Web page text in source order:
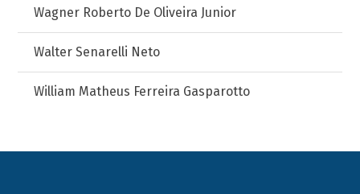
Wagner Roberto De Oliveira Junior
Walter Senarelli Neto
William Matheus Ferreira Gasparotto